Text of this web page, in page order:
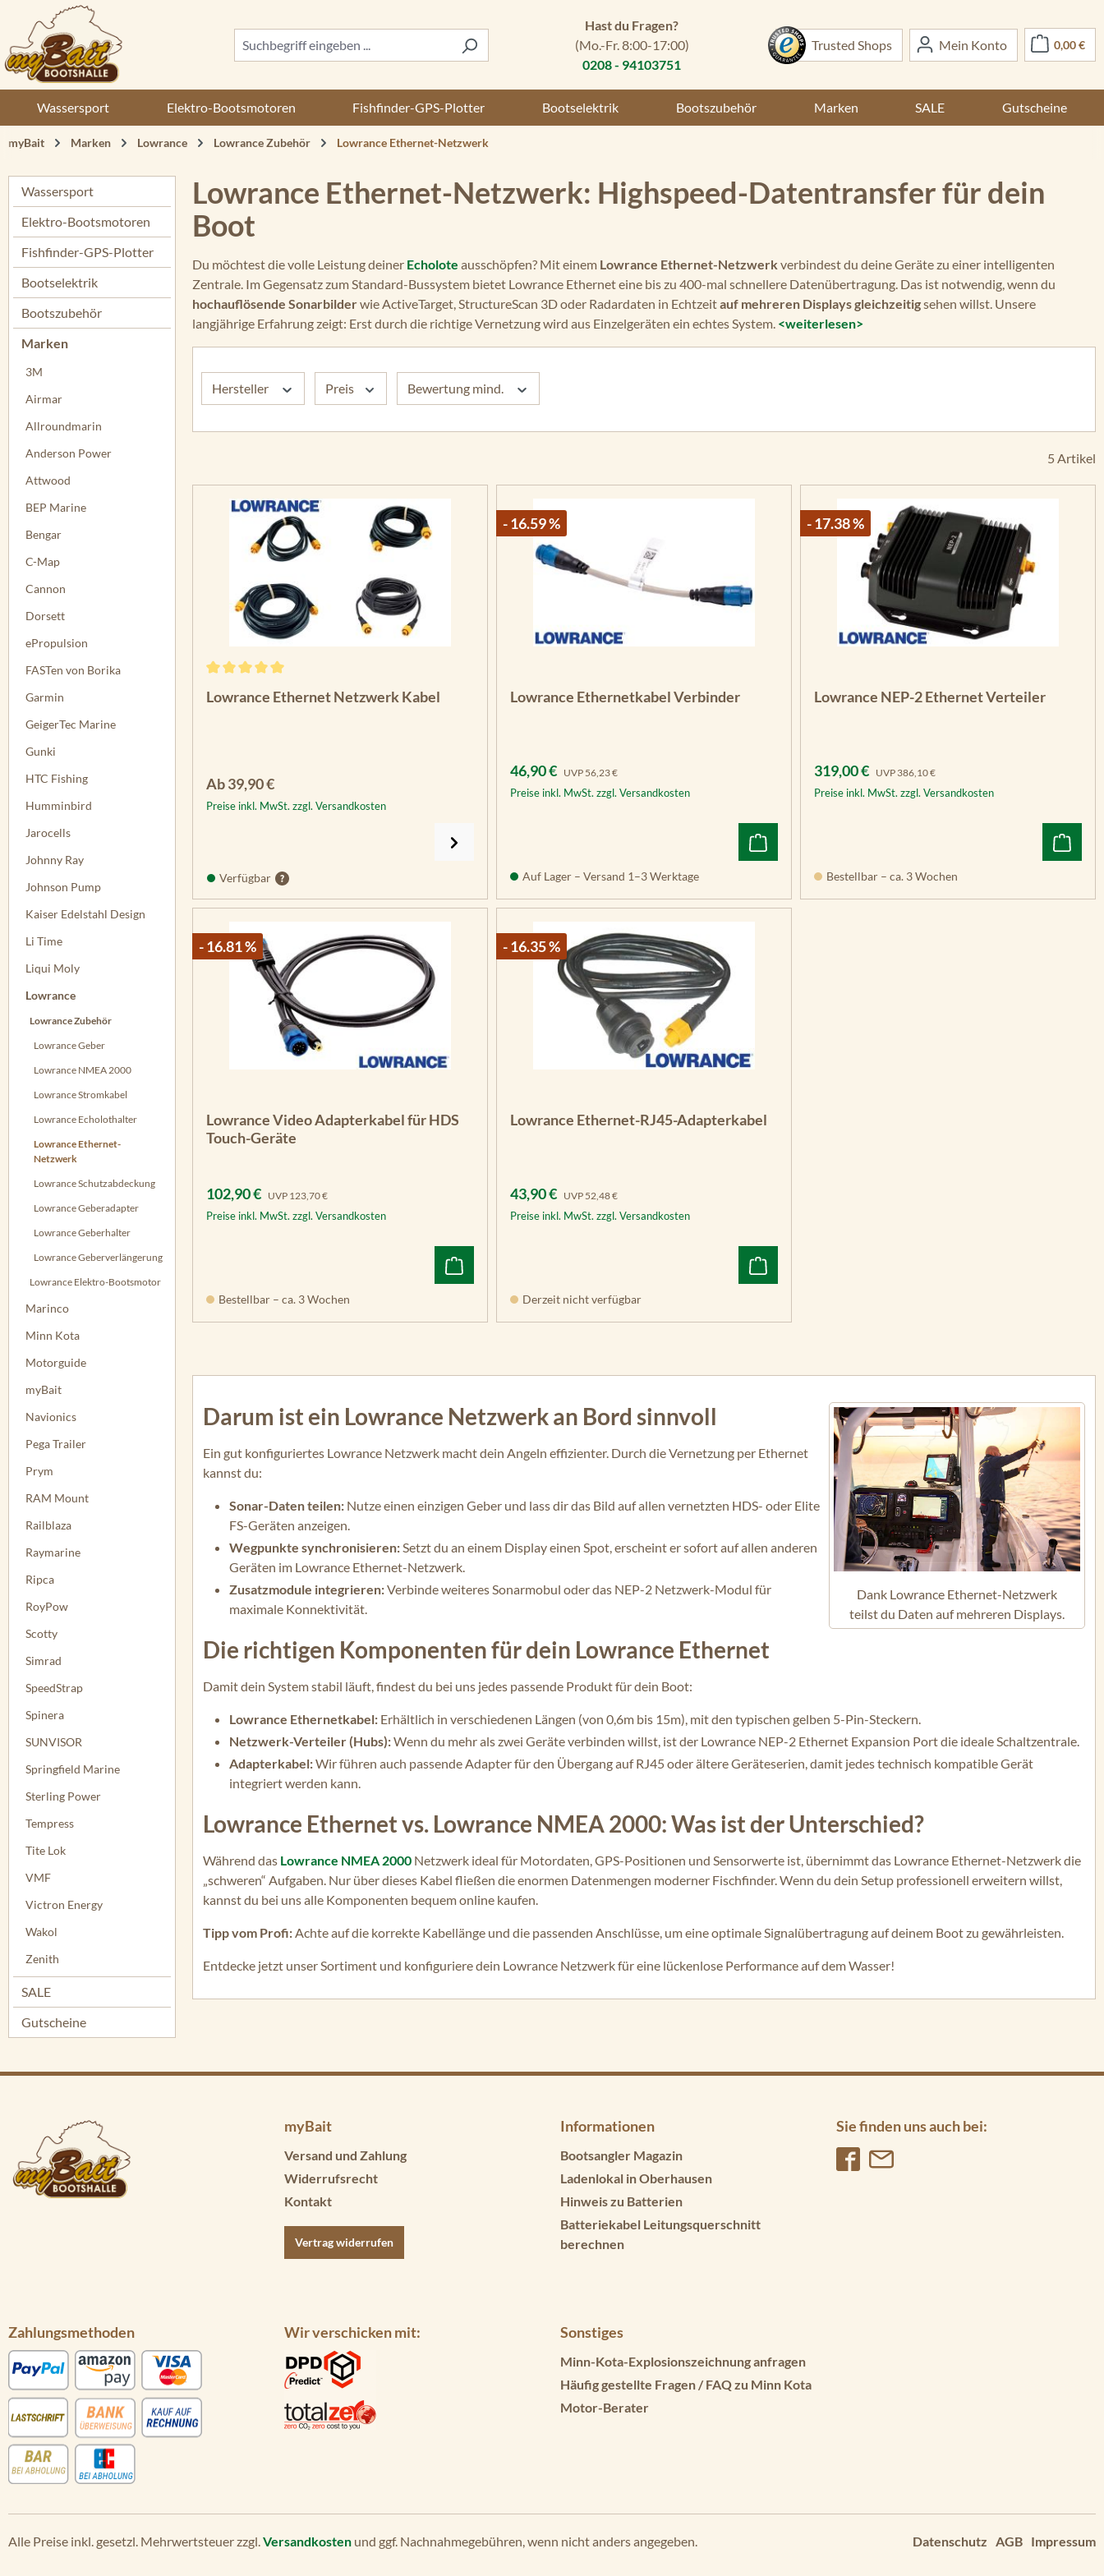
Hauptinhalt springen
Zur Suche springen
Zur Hauptnavigation springen
Hast du Fragen?
(Mo.-Fr. 8:00-17:00)
0208 - 94103751
Trusted Shops Mein Konto 0,00 €
Wassersport Elektro-Bootsmotoren Fishfinder-GPS-Plotter Bootselektrik Bootszubehör Marken SALE Gutscheine
myBait Marken Lowrance Lowrance Zubehör Lowrance Ethernet-Netzwerk
Wassersport
Elektro-Bootsmotoren
Fishfinder-GPS-Plotter
Bootselektrik
Bootszubehör
Marken
3M
Airmar
Allroundmarin
Anderson Power
Attwood
BEP Marine
Bengar
C-Map
Cannon
Dorsett
ePropulsion
FASTen von Borika
Garmin
GeigerTec Marine
Gunki
HTC Fishing
Humminbird
Jarocells
Johnny Ray
Johnson Pump
Kaiser Edelstahl Design
Li Time
Liqui Moly
Lowrance
Lowrance Zubehör
Lowrance Geber
Lowrance NMEA 2000
Lowrance Stromkabel
Lowrance Echolothalter
Lowrance Ethernet-
Netzwerk
Lowrance Schutzabdeckung
Lowrance Geberadapter
Lowrance Geberhalter
Lowrance Geberverlängerung
Lowrance Elektro-Bootsmotor
Marinco
Minn Kota
Motorguide
myBait
Navionics
Pega Trailer
Prym
RAM Mount
Railblaza
Raymarine
Ripca
RoyPow
Scotty
Simrad
SpeedStrap
Spinera
SUNVISOR
Springfield Marine
Sterling Power
Tempress
Tite Lok
VMF
Victron Energy
Wakol
Zenith
SALE
Gutscheine
Lowrance Ethernet-Netzwerk: Highspeed-Datentransfer für dein
Boot
Du möchtest die volle Leistung deiner Echolote ausschöpfen? Mit einem Lowrance Ethernet-Netzwerkverbindest du deine Geräte zu einer intelligenten
Zentrale. Im Gegensatz zum Standard-Bussystem bietet Lowrance Ethernet eine bis zu 400-mal schnellere Datenübertragung. Das ist notwendig, wenn du
hochauflösende Sonarbilderwie ActiveTarget, StructureScan 3D oder Radardaten in Echtzeitauf mehreren Displays gleichzeitigsehen willst. Unsere
langjährige Erfahrung zeigt: Erst durch die richtige Vernetzung wird aus Einzelgeräten ein echtes System. <weiterlesen>
Hersteller Preis Bewertung mind.
5 Artikel
Lowrance Ethernet Netzwerk Kabel
Regulärer Preis:
Ab39,90 €
Preise inkl. MwSt. zzgl. Versandkosten
Verfügbar
- 16.59 %
Lowrance Ethernetkabel Verbinder
Verkaufspreis:
46,90 € UVP Regulärer Preis:
56,23 €
Preise inkl. MwSt. zzgl. Versandkosten
Auf Lager – Versand 1–3 Werktage
- 17.38 %
Lowrance NEP-2 Ethernet Verteiler
Verkaufspreis:
319,00 € UVP Regulärer Preis:
386,10 €
Preise inkl. MwSt. zzgl. Versandkosten
Bestellbar – ca. 3 Wochen
- 16.81 %
Lowrance Video Adapterkabel für HDS
Touch-Geräte
Verkaufspreis:
102,90 € UVP Regulärer Preis:
123,70 €
Preise inkl. MwSt. zzgl. Versandkosten
Bestellbar – ca. 3 Wochen
- 16.35 %
Lowrance Ethernet-RJ45-Adapterkabel
Verkaufspreis:
43,90 € UVP Regulärer Preis:
52,48 €
Preise inkl. MwSt. zzgl. Versandkosten
Derzeit nicht verfügbar
Dank Lowrance Ethernet-Netzwerk
teilst du Daten auf mehreren Displays.
Darum ist ein Lowrance Netzwerk an Bord sinnvoll
Ein gut konfiguriertes Lowrance Netzwerk macht dein Angeln effizienter. Durch die Vernetzung per Ethernet
kannst du:
Sonar-Daten teilen: Nutze einen einzigen Geber und lass dir das Bild auf allen vernetzten HDS- oder Elite
FS-Geräten anzeigen.
Wegpunkte synchronisieren:Setzt du an einem Display einen Spot, erscheint er sofort auf allen anderen
Geräten im Lowrance Ethernet-Netzwerk.
Zusatzmodule integrieren:Verbinde weiteres Sonarmobul oder das NEP-2 Netzwerk-Modul für
maximale Konnektivität.
Die richtigen Komponenten für dein Lowrance Ethernet
Damit dein System stabil läuft, findest du bei uns jedes passende Produkt für dein Boot:
Lowrance Ethernetkabel: Erhältlich in verschiedenen Längen (von 0,6m bis 15m), mit den typischen gelben 5-Pin-Steckern.
Netzwerk-Verteiler (Hubs):Wenn du mehr als zwei Geräte verbinden willst, ist der Lowrance NEP-2 Ethernet Expansion Port die ideale Schaltzentrale.
Adapterkabel:Wir führen auch passende Adapter für den Übergang auf RJ45 oder ältere Geräteserien, damit jedes technisch kompatible Gerät
integriert werden kann.
Lowrance Ethernet vs. Lowrance NMEA 2000: Was ist der Unterschied?
Während das Lowrance NMEA 2000 Netzwerk ideal für Motordaten, GPS-Positionen und Sensorwerte ist, übernimmt das Lowrance Ethernet-Netzwerk die
„schweren“ Aufgaben. Nur über dieses Kabel fließen die enormen Datenmengen moderner Fischfinder. Wenn du dein Setup professionell erweitern willst,
kannst du bei uns alle Komponenten bequem online kaufen.
Tipp vom Profi:Achte auf die korrekte Kabellänge und die passenden Anschlüsse, um eine optimale Signalübertragung auf deinem Boot zu gewährleisten.
Entdecke jetzt unser Sortiment und konfiguriere dein Lowrance Netzwerk für eine lückenlose Performance auf dem Wasser!
myBait
Versand und Zahlung
Widerrufsrecht
Kontakt
Vertrag widerrufen
Informationen
Bootsangler Magazin
Ladenlokal in Oberhausen
Hinweis zu Batterien
Batteriekabel Leitungsquerschnitt
berechnen
Sie finden uns auch bei:
Zahlungsmethoden Wir verschicken mit: Sonstiges
Minn-Kota-Explosionszeichnung anfragen
Häufig gestellte Fragen / FAQ zu Minn Kota
Motor-Berater
Datenschutz AGB Impressum
Alle Preise inkl. gesetzl. Mehrwertsteuer zzgl.Versandkosten und ggf. Nachnahmegebühren, wenn nicht anders angegeben.